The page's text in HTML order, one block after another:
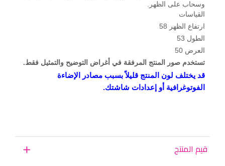
وسحاب على الظهر.
القياسات
ارتفاع الظهر 58
الطول 53
العرض 50
تستخدم صور المنتج المرفقة في أغراض التوضيح والتمثيل فقط.
قد يختلف لون المنتج قليلاً بسبب مصادر الإضاءة
الفوتوغرافية أو إعدادات شاشتك.
قيم المنتج